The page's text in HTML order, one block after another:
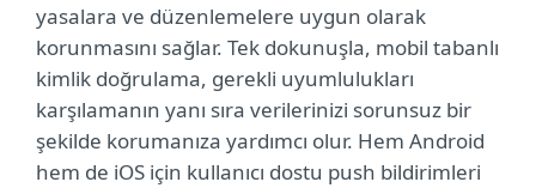
yasalara ve düzenlemelere uygun olarak
korunmasını sağlar. Tek dokunuşla, mobil tabanlı
kimlik doğrulama, gerekli uyumlulukları
karşılamanın yanı sıra verilerinizi sorunsuz bir
şekilde korumanıza yardımcı olur. Hem Android
hem de iOS için kullanıcı dostu push bildirimleri